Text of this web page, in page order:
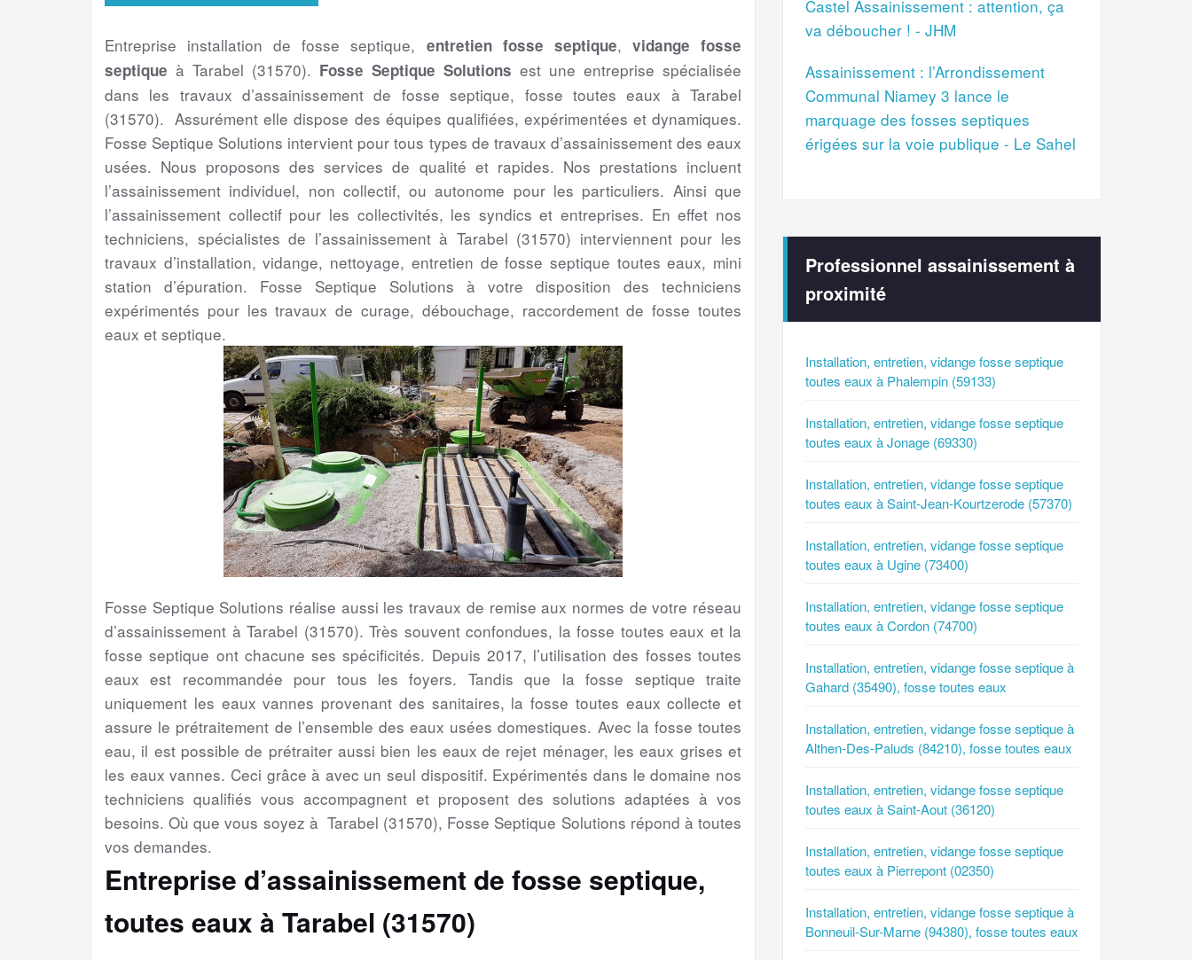
Entreprise installation de fosse septique, entretien fosse septique, vidange fosse
septique à Tarabel (31570). Fosse Septique Solutions est une entreprise spécialisée
dans les travaux d’assainissement de fosse septique, fosse toutes eaux à Tarabel
(31570). Assurément elle dispose des équipes qualifiées, expérimentées et dynamiques.
Fosse Septique Solutions intervient pour tous types de travaux d’assainissement des eaux
usées. Nous proposons des services de qualité et rapides. Nos prestations incluent
l’assainissement individuel, non collectif, ou autonome pour les particuliers. Ainsi que
l’assainissement collectif pour les collectivités, les syndics et entreprises. En effet nos
techniciens, spécialistes de l’assainissement à Tarabel (31570) interviennent pour les
travaux d’installation, vidange, nettoyage, entretien de fosse septique toutes eaux, mini
station d’épuration. Fosse Septique Solutions à votre disposition des techniciens
expérimentés pour les travaux de curage, débouchage, raccordement de fosse toutes
eaux et septique.
Fosse Septique Solutions réalise aussi les travaux de remise aux normes de votre réseau
d’assainissement à Tarabel (31570). Très souvent confondues, la fosse toutes eaux et la
fosse septique ont chacune ses spécificités. Depuis 2017, l’utilisation des fosses toutes
eaux est recommandée pour tous les foyers. Tandis que la fosse septique traite
uniquement les eaux vannes provenant des sanitaires, la fosse toutes eaux collecte et
assure le prétraitement de l’ensemble des eaux usées domestiques. Avec la fosse toutes
eau, il est possible de prétraiter aussi bien les eaux de rejet ménager, les eaux grises et
les eaux vannes. Ceci grâce à avec un seul dispositif. Expérimentés dans le domaine nos
techniciens qualifiés vous accompagnent et proposent des solutions adaptées à vos
besoins. Où que vous soyez à Tarabel (31570), Fosse Septique Solutions répond à toutes
vos demandes.
Entreprise d’assainissement de fosse septique,
toutes eaux à Tarabel (31570)
Castel Assainissement : attention, ça
va déboucher ! - JHM
Assainissement : l’Arrondissement
Communal Niamey 3 lance le
marquage des fosses septiques
érigées sur la voie publique - Le Sahel
Professionnel assainissement à
proximité
Installation, entretien, vidange fosse septique
toutes eaux à Phalempin (59133)
Installation, entretien, vidange fosse septique
toutes eaux à Jonage (69330)
Installation, entretien, vidange fosse septique
toutes eaux à Saint-Jean-Kourtzerode (57370)
Installation, entretien, vidange fosse septique
toutes eaux à Ugine (73400)
Installation, entretien, vidange fosse septique
toutes eaux à Cordon (74700)
Installation, entretien, vidange fosse septique à
Gahard (35490), fosse toutes eaux
Installation, entretien, vidange fosse septique à
Althen-Des-Paluds (84210), fosse toutes eaux
Installation, entretien, vidange fosse septique
toutes eaux à Saint-Aout (36120)
Installation, entretien, vidange fosse septique
toutes eaux à Pierrepont (02350)
Installation, entretien, vidange fosse septique à
Bonneuil-Sur-Marne (94380), fosse toutes eaux